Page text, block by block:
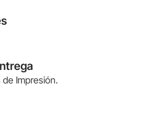
de Impresión.